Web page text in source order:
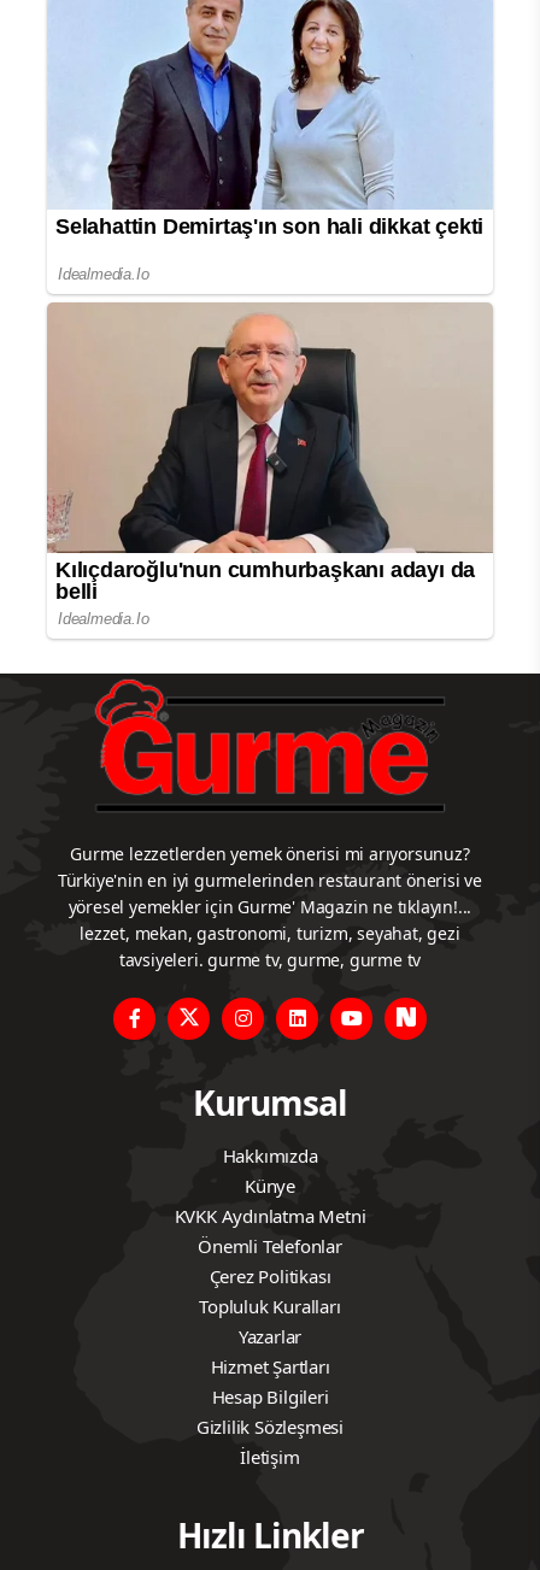
Gurme lezzetlerden yemek önerisi mi arıyorsunuz?
Türkiye'nin en iyi gurmelerinden restaurant önerisi ve
yöresel yemekler için Gurme' Magazin ne tıklayın!...
lezzet, mekan, gastronomi, turizm, seyahat, gezi
tavsiyeleri. gurme tv, gurme, gurme tv
Kurumsal
Hakkımızda
Künye
KVKK Aydınlatma Metni
Önemli Telefonlar
Çerez Politikası
Topluluk Kuralları
Yazarlar
Hizmet Şartları
Hesap Bilgileri
Gizlilik Sözleşmesi
İletişim
Hızlı Linkler